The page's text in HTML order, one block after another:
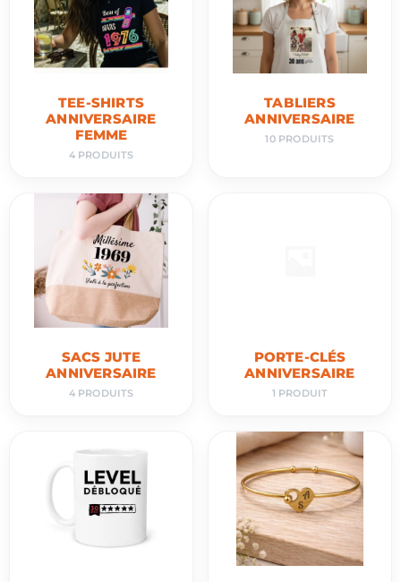
TEE-SHIRTS
ANNIVERSAIRE
FEMME
4 PRODUITS
TABLIERS
ANNIVERSAIRE
10 PRODUITS
SACS JUTE
ANNIVERSAIRE
4 PRODUITS
PORTE-CLÉS
ANNIVERSAIRE
1 PRODUIT